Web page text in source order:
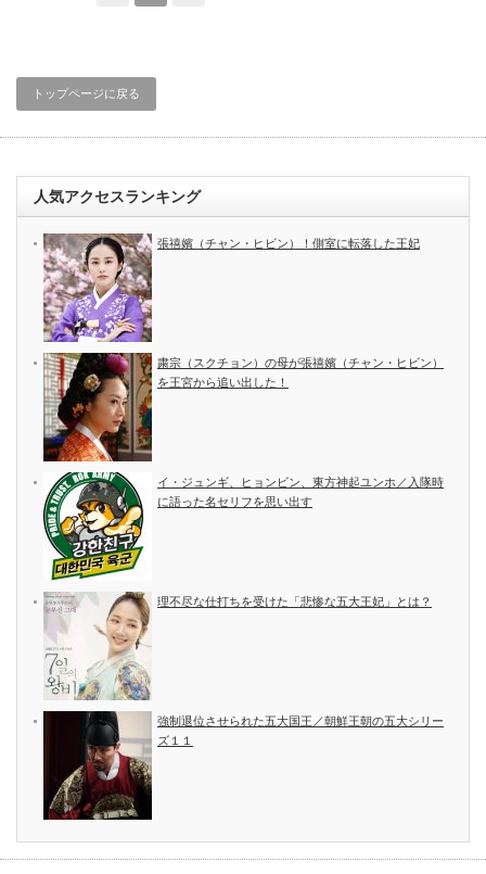
トップページに戻る
人気アクセスランキング
張禧嬪（チャン・ヒビン）！側室に転落した王妃
粛宗（スクチョン）の母が張禧嬪（チャン・ヒビン）
を王宮から追い出した！
イ・ジュンギ、ヒョンビン、東方神起ユンホ／入隊時
に語った名セリフを思い出す
理不尽な仕打ちを受けた「悲惨な五大王妃」とは？
強制退位させられた五大国王／朝鮮王朝の五大シリー
ズ１１